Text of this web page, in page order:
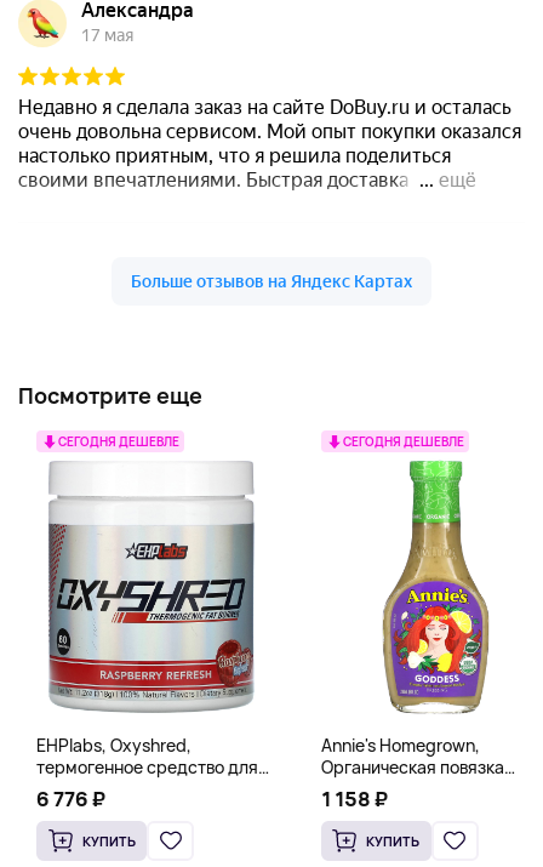
Посмотрите еще
СЕГОДНЯ ДЕШЕВЛЕ
EHPlabs, Oxyshred,
термогенное средство для
сжигания жира, малиновое
освежение, 318 г (11,2 унции)
6 776 ₽
КУПИТЬ
СЕГОДНЯ ДЕШЕВЛЕ
Annie's Homegrown,
Органическая повязка
«Богиня», 236 мл (8 жидк.
унц.)
1 158 ₽
КУПИТЬ